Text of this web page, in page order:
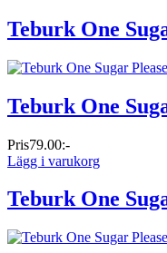
Teburk One
Teburk One
Pris79.00:-
Lägg i varukorg
Teburk One